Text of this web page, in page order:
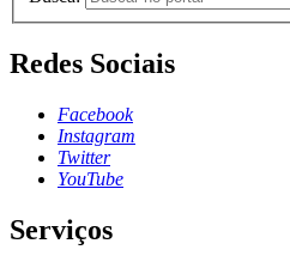
Redes Sociais
Facebook
Instagram
Twitter
YouTube
Serviços